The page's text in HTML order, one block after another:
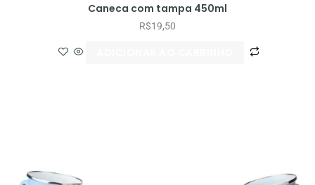
Caneca com tampa 450ml
R$19,50